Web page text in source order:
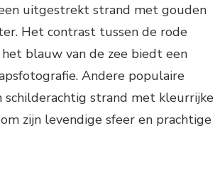
uitgestrekt strand met gouden
Het contrast tussen de rode
blauw van de zee biedt een
Andere populaire
schilderachtig strand met kleurrijke
zijn levendige sfeer en prachtige